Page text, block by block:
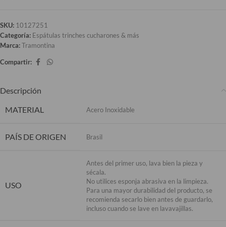
SKU: 10127251
Categoría: Espátulas trinches cucharones & más
Marca:Tramontina
Compartir:
Descripción
MATERIAL
Acero Inoxidable
PAÍS DE ORIGEN Brasil
USO
Antes del primer uso, lava bien la pieza y
sécala.
No utilices esponja abrasiva en la limpieza.
Para una mayor durabilidad del producto, se
recomienda secarlo bien antes de guardarlo,
incluso cuando se lave en lavavajillas.